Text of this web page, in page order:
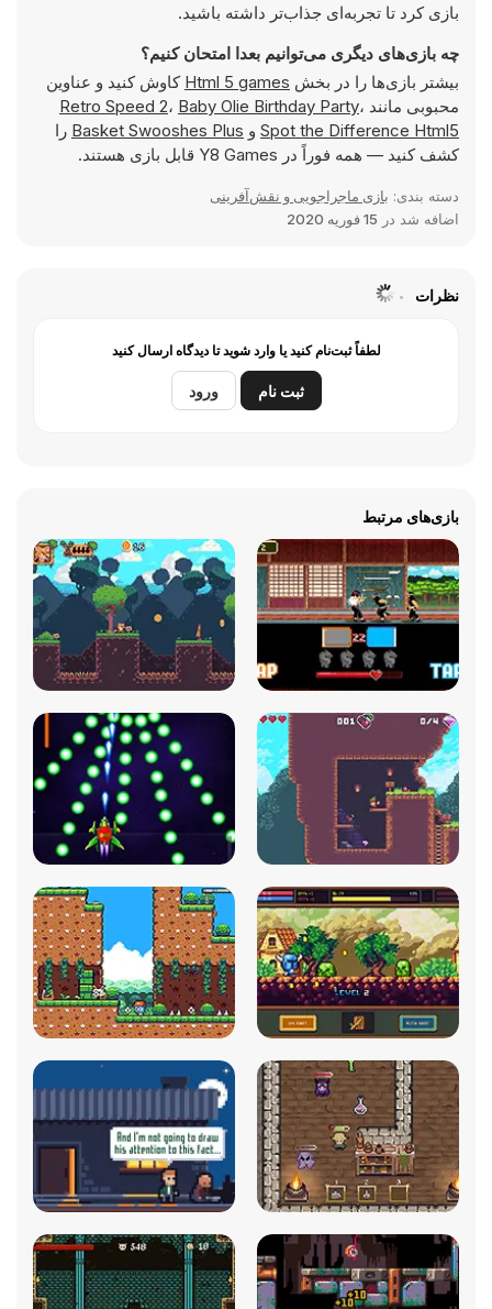
بازی کرد تا تجربه‌ای جذاب‌تر داشته باشید.
چه بازی‌های دیگری می‌توانیم بعدا امتحان کنیم؟
بیشتر بازی‌ها را در بخش Html 5 games کاوش کنید و عناوین
محبوبی مانند
Retro Speed 2، Baby Olie Birthday Party،
Spot the Difference Html5 و Basket Swooshes Plus را
کشف کنید — همه فوراً در Y8 Games قابل بازی هستند.
دسته بندی: بازی ماجراجویی و نقش‌آفرینی
اضافه شد در 15 فوریه 2020
نظرات
لطفاً ثبت‌نام کنید یا وارد شوید تا دیدگاه ارسال کنید
ثبت نام ورود
بازی‌های مرتبط